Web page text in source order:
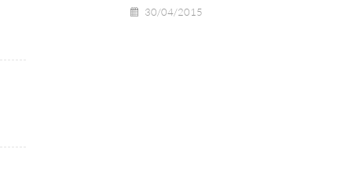
30/04/2015